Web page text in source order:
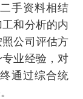
手资料相结
和分析的内
公司评估方
业经验，对
通过综合统